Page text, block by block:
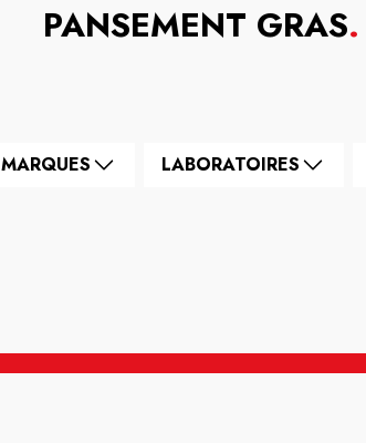
PANSEMENT GRAS.
MARQUES LABORATOIRES